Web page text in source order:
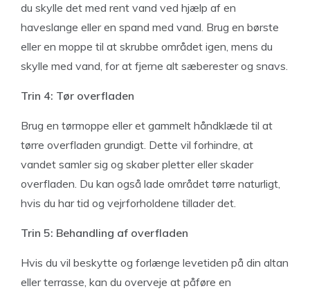
du skylle det med rent vand ved hjælp af en
haveslange eller en spand med vand. Brug en børste
eller en moppe til at skrubbe området igen, mens du
skylle med vand, for at fjerne alt sæberester og snavs.
Trin 4: Tør overfladen
Brug en tørmoppe eller et gammelt håndklæde til at
tørre overfladen grundigt. Dette vil forhindre, at
vandet samler sig og skaber pletter eller skader
overfladen. Du kan også lade området tørre naturligt,
hvis du har tid og vejrforholdene tillader det.
Trin 5: Behandling af overfladen
Hvis du vil beskytte og forlænge levetiden på din altan
eller terrasse, kan du overveje at påføre en